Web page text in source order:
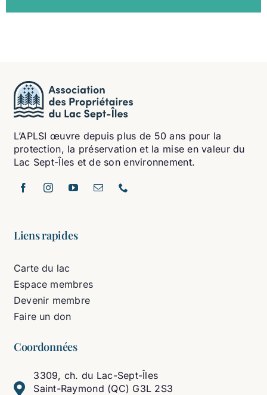
L’APLSI œuvre depuis plus de 50 ans pour la
protection, la préservation et la mise en valeur du
Lac Sept-Îles et de son environnement.
Liens rapides
Carte du lac
Espace membres
Devenir membre
Faire un don
Coordonnées
3309, ch. du Lac-Sept-Îles
Saint-Raymond (QC) G3L 2S3